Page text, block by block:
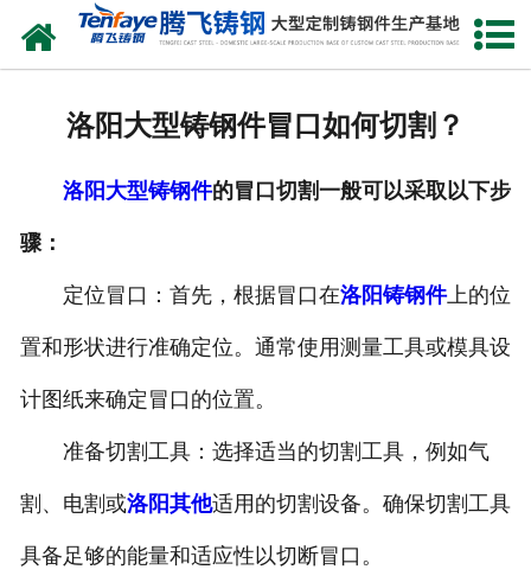
网站首页
生产能力
洛阳大型铸钢件冒口如何切割？
洛阳大型铸钢件的冒口切割一般可以采取以下步
骤：
定位冒口：首先，根据冒口在洛阳铸钢件上的位
置和形状进行准确定位。通常使用测量工具或模具设
计图纸来确定冒口的位置。
准备切割工具：选择适当的切割工具，例如气
割、电割或洛阳其他适用的切割设备。确保切割工具
具备足够的能量和适应性以切断冒口。